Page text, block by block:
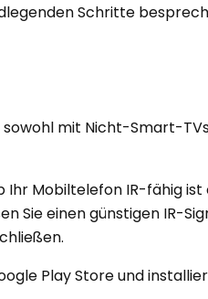
Schritte
mit Nicht-Smart-
Ihr Mobiltelefon IR-fähig
Sie einen günstigen IR-
Play Store und